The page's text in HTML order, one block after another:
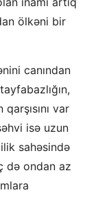
ölkəni bir
canından
var
isə uzun
sahəsində
də ondan az